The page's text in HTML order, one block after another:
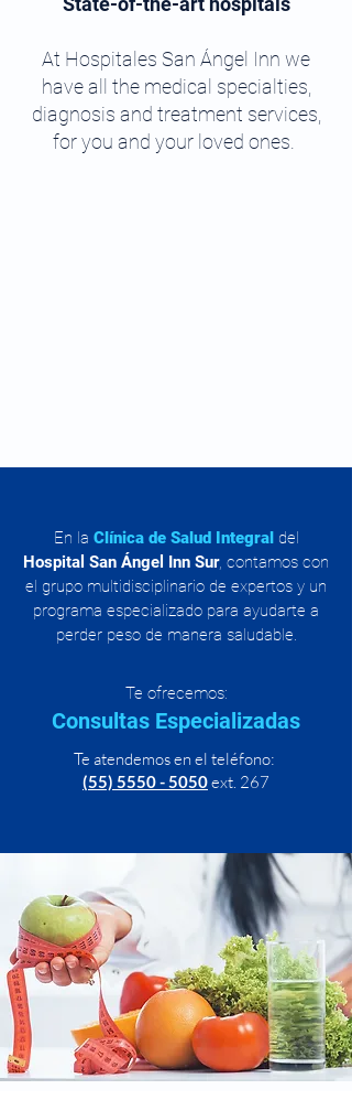
At Hospitales San Ángel Inn we
have all the medical specialties,
diagnosis and treatment services,
for you and your loved ones.
En la Clínica de Salud Integral del
Hospital San Ángel Inn Sur, contamos con
el grupo multidisciplinario de expertos y un
programa especializado para ayudarte a
perder peso de manera saludable.
Te ofrecemos:
Consultas Especializadas
Te atendemos en el teléfono:
(55) 5550 - 5050ext. 267